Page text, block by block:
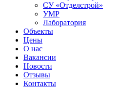
СУ «Отделстрой»
УМР
Лаборатория
Объекты
Цены
О нас
Вакансии
Новости
Отзывы
Контакты